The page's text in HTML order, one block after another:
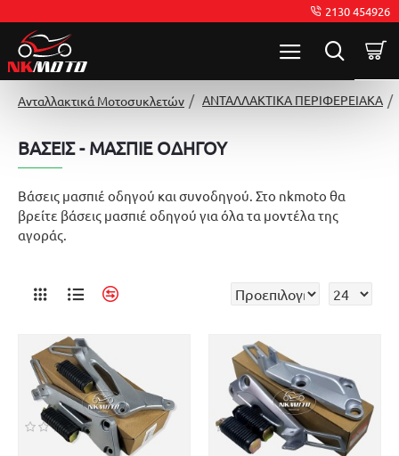
2130 454926
Ανταλλακτικά Μοτοσυκλετών ΑΝΤΑΛΛΑΚΤΙΚΑ ΠΕΡΙΦΕΡΕΙΑΚΑ
ΒΑΣΕΙΣ - ΜΑΣΠΙΕ ΟΔΗΓΟΥ
Βάσεις μασπιέ οδηγού και συνοδηγού. Στο nkmoto θα
βρείτε βάσεις μασπιέ οδηγού για όλα τα μοντέλα της
αγοράς.